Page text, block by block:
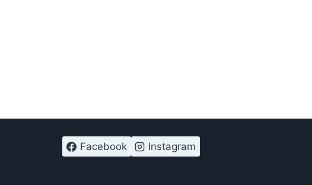
Facebook Instagram